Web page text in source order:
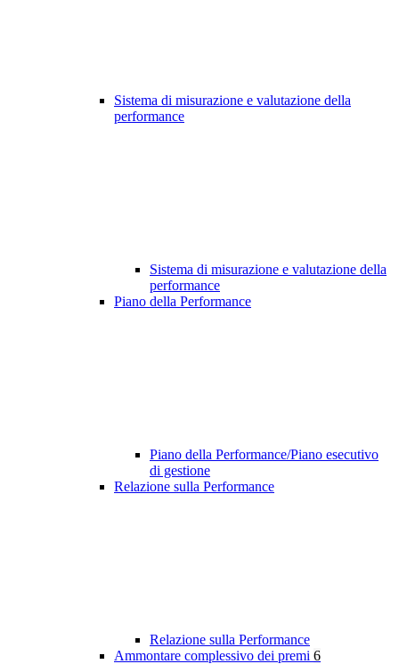
Sistema di misurazione e valutazione della
performance
Sistema di misurazione e valutazione della
performance
Piano della Performance
Piano della Performance/Piano esecutivo
di gestione
Relazione sulla Performance
Relazione sulla Performance
Ammontare complessivo dei premi 6